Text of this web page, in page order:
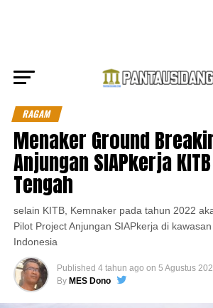
RAGAM
Menaker Ground
Anjungan SIAPkerja
Tengah
selain KITB, Kemnaker pada tahun 2022
Pilot Project Anjungan SIAPkerja di
Indonesia
Published 4 tahun ago on 5 Agustus
By MES Dono